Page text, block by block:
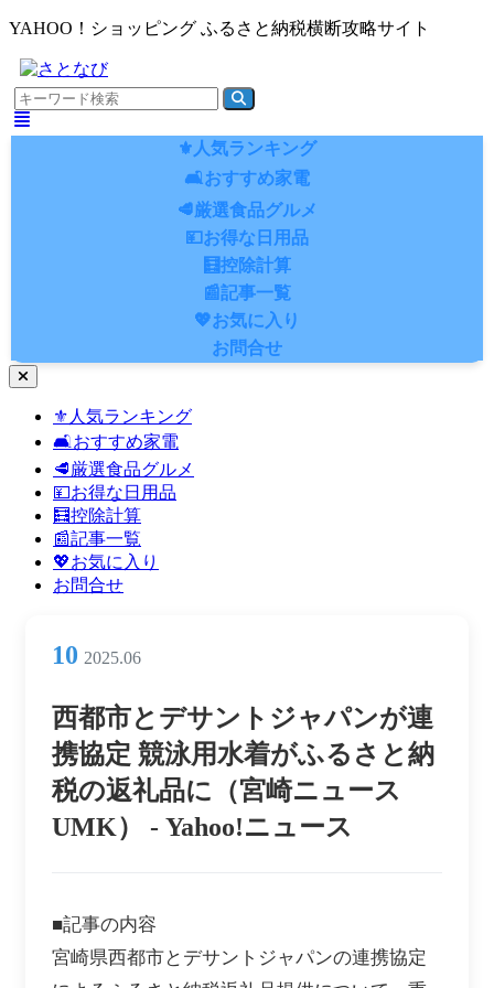
YAHOO！ショッピング ふるさと納税横断攻略サイト
⚜️人気ランキング
🛋️おすすめ家電
🥩厳選食品グルメ
💴お得な日用品
🧮控除計算
📰記事一覧
💖お気に入り
お問合せ
ナ
⚜️人気ランキング
🛋️おすすめ家電
🥩厳選食品グルメ
💴お得な日用品
🧮控除計算
📰記事一覧
💖お気に入り
お問合せ
10 2025.06
西都市とデサントジャパンが連
携協定 競泳用水着がふるさと納
税の返礼品に（宮崎ニュース
UMK） - Yahoo!ニュース
■記事の内容
宮崎県西都市とデサントジャパンの連携協定